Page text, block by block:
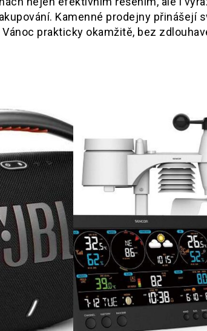
Kamenné prodejny přinášejí
prakticky okamžitě, bez